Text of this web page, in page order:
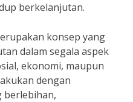
berkelanjutan.
konsep yang
dalam segala aspek
ekonomi, maupun
dengan
berlebihan,